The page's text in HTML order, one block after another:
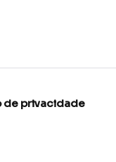
de privacidade